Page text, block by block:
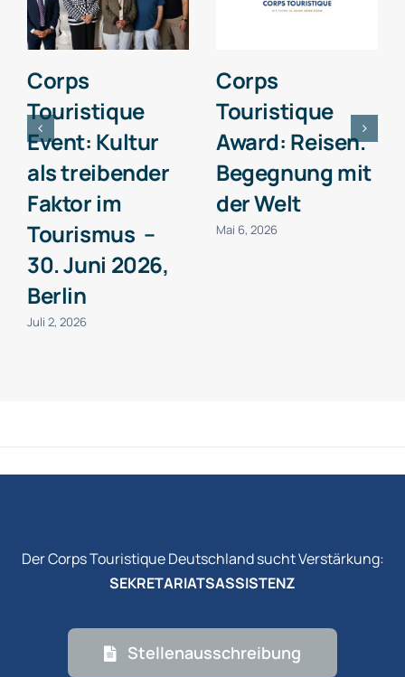
Corps
Touristique
Event: Kultur
als treibender
Faktor im
Tourismus –
30. Juni 2026,
Berlin
Juli 2, 2026
Corps
Touristique
Award: Reisen.
Begegnung mit
der Welt
Mai 6, 2026
Der Corps Touristique Deutschland sucht Verstärkung:
SEKRETARIATSASSISTENZ
Stellenausschreibung